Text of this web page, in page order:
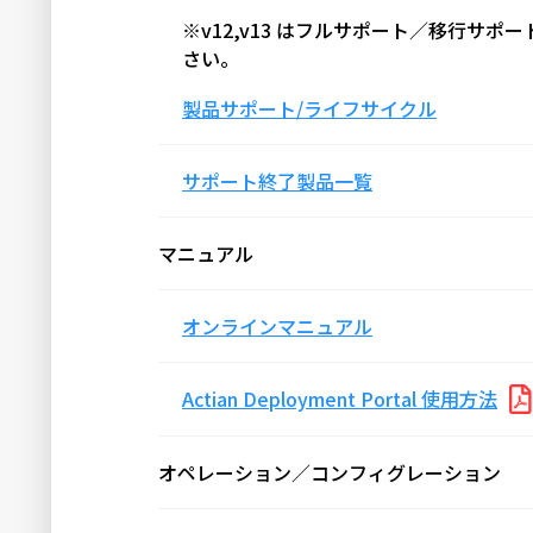
※v12,v13 はフルサポート／移行サポー
さい。
製品サポート/ライフサイクル
サポート終了製品一覧
マニュアル
オンラインマニュアル
Actian Deployment Portal 使用方法
オペレーション／コンフィグレーション